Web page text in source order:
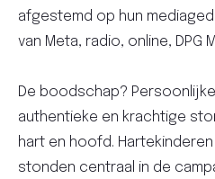
afgestemd op hun
van Meta, radio, online, DPG
De boodschap?
authentieke en krachtige
hart en hoofd. Hartekinderen
stonden centraal in de